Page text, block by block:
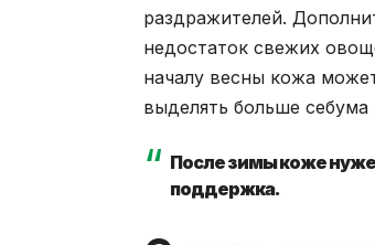
раздражителей.
недостаток свежих
началу весны кожа
выделять больше
После зимы коже
поддержка.